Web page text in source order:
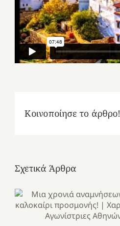
Κοινοποίησε το άρθρο!
Σχετικά Άρθρα